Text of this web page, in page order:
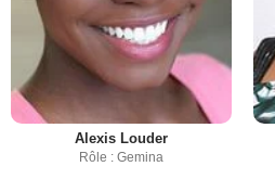
Alexis Louder
Rôle : Gemina